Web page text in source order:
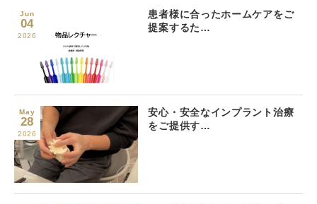
Jun
04
2026
患者様に合ったホームケアをご
提案するた…
May
28
2026
安心・安全なインプラント治療
をご提供す…